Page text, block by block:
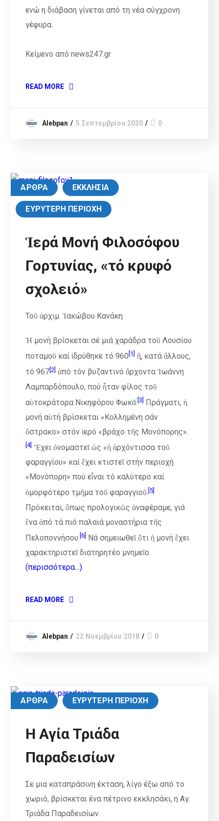
ενώ η διάβαση γίνεται από τη νέα σύγχρονη
γέφυρα.
Κείμενο από news247.gr
READ MORE
Alebpan 5 Σεπτεμβρίου 2020 0
ΑΡΘΡΑ ΕΚΚΛΗΣΙΑ
ΕΥΡΥΤΕΡΗ ΠΕΡΙΟΧΗ
Ἱερά Μονή Φιλοσόφου
Γορτυνίας, «τό κρυφό
σχολειό»
Τοῦ ἀρχιμ. Ἰακώβου Κανάκη
Ἡ µονή βρίσκεται σέ µιά χαράδρα τοῦ Λουσίου
ποταµοῦ καί ἱδρύθηκε τό 960 [1] ἤ, κατά ἄλλους,
τό 967[2] ἀπό τόν βυζαντινό ἄρχοντα Ἰωάννη
Λαµπαρδόπουλο, πού ἦταν φίλος τοῦ
αὐτοκράτορα Νικηφόρου Φωκᾶ.[3] Πράγµατι, ἡ
µονή αὐτή βρίσκεται «Κολληµένη σάν
ὄστρακο» στόν ἱερό «βράχο τῆς Μονόπορης».
[4] Ἔχει ὀνοµαστεῖ ὡς «ἡ ἀρχόντισσα τοῦ
φαραγγίου» καί ἔχει κτιστεῖ στήν περιοχή
«Μονόπορη» πού εἶναι τό καλύτερο καί
ὀµορφότερο τµῆµα τοῦ φαραγγιοῦ.[5]
Πρόκειται, ὅπως προλογικῶς ἀναφέραµε, γιά
ἕνα ἀπό τά πιό παλαιά µοναστήρια τῆς
Πελοποννήσου.[6] Νά σηµειωθεῖ ὅτι ἡ µονή ἔχει
χαρακτηριστεῖ διατηρητέο µνηµεῖο.
(περισσότερα…)
READ MORE
Alebpan 22 Νοεμβρίου 2018 0
ΑΡΘΡΑ ΕΥΡΥΤΕΡΗ ΠΕΡΙΟΧΗ
Η Αγία Τριάδα
Παραδεισίων
Σε μια καταπράσινη έκταση, λίγο έξω από το
χωριό, βρίσκεται ένα πέτρινο εκκλησάκι, η Αγ.
Τριάδα Παραδεισίων.